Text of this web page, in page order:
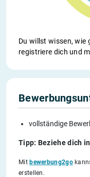
Du willst wissen, wie
registriere dich und
vollständige
Tipp: Beziehe dich
Mitbewerbung2go
erstellen.